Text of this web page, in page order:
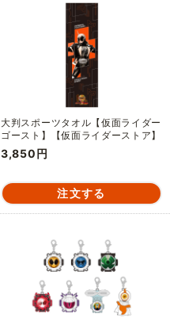
大判スポーツタオル【仮面ライダー
ゴースト】【仮面ライダーストア】
3,850円